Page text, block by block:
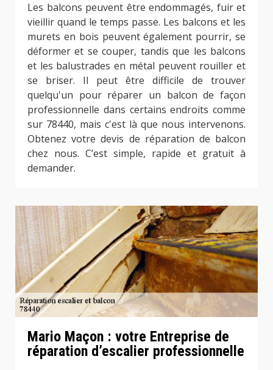
Les balcons peuvent être endommagés, fuir et
vieillir quand le temps passe. Les balcons et les
murets en bois peuvent également pourrir, se
déformer et se couper, tandis que les balcons
et les balustrades en métal peuvent rouiller et
se briser. Il peut être difficile de trouver
quelqu'un pour réparer un balcon de façon
professionnelle dans certains endroits comme
sur 78440, mais c'est là que nous intervenons.
Obtenez votre devis de réparation de balcon
chez nous. C’est simple, rapide et gratuit à
demander.
Mario Maçon : votre Entreprise de
réparation d’escalier professionnelle